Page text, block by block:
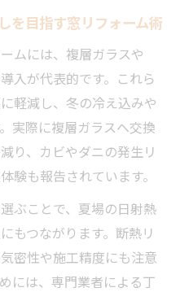
リフォームの申請ル
ォーム申請条件の違い
金申請のコツ
申請で感じた実体験の
の体験談から学ぶ成功
した窓リフォーム事例
リフォーム申請の落と
を目指す窓リフォーム術
ムには、複層ガラスや
入が代表的です。これら
軽減し、冬の冷え込みや
実際に複層ガラスへ交換
り、カビやダニの発生リ
験も報告されています。
ぶことで、夏場の日射熱
もつながります。断熱リ
密性や施工精度にも注意
には、専門業者による丁